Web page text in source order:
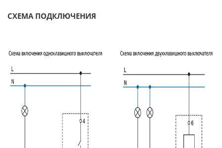
СХЕМА ПОДКЛЮЧЕНИЯ